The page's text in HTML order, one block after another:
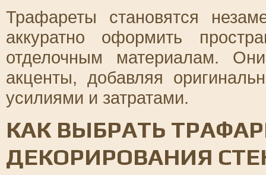
Трафареты становятся
аккуратно оформить
отделочным материалам.
акценты, добавляя
усилиями и затратами.
КАК ВЫБРАТЬ
ДЕКОРИРОВАНИЯ